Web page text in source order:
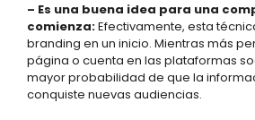
– Es una buena idea para una
comienza:Efectivamente, esta
branding en un inicio. Mientras más
página o cuenta en las plataformas
mayor probabilidad de que la
conquiste nuevas audiencias.